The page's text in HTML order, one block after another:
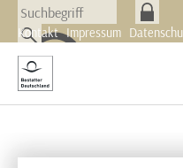
Skip to main navigation
Zum Hauptinhalt springen
Skip to page footer
Kontakt Impressum